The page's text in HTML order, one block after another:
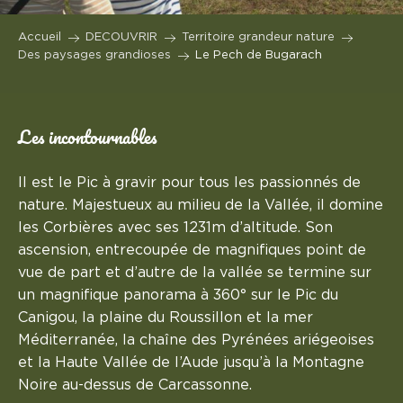
Accueil DECOUVRIR
Territoire grandeur nature
Des paysages grandioses
Le Pech de Bugarach
Les incontournables
Il est le Pic à gravir pour tous les passionnés de
nature. Majestueux au milieu de la Vallée, il domine
les Corbières avec ses 1231m d’altitude. Son
ascension, entrecoupée de magnifiques point de
vue de part et d’autre de la vallée se termine sur
un magnifique panorama à 360° sur le Pic du
Canigou, la plaine du Roussillon et la mer
Méditerranée, la chaîne des Pyrénées ariégeoises
et la Haute Vallée de l’Aude jusqu’à la Montagne
Noire au-dessus de Carcassonne.